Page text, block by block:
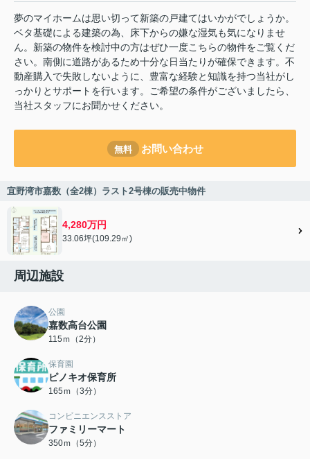
夢のマイホームは思い切って新築の戸建てはいかがでしょうか。
ベタ基礎による建築の為、床下からの嫌な湿気も気になりませ
ん。新築の物件を検討中の方はぜひ一度こちらの物件をご覧くだ
さい。南側に道路があるため十分な日当たりが確保できます。不
動産購入で失敗しないように、豊富な経験と知識を持つ当社がし
っかりとサポートを行います。ご希望の条件がございましたら、
当社スタッフにお聞かせください。
無料 お問い合わせ
宜野湾市嘉数（全2棟）ラスト2号棟の販売中物件
4,280万円
33.06坪(109.29㎡)
周辺施設
公園
嘉数高台公園
115ｍ（2分）
保育園
ピノキオ保育所
165ｍ（3分）
コンビニエンスストア
ファミリーマート
350ｍ（5分）